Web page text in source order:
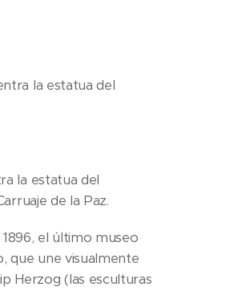
la estatua del
la estatua del
de la Paz.
el último museo
que une visualmente
Herzog (las esculturas